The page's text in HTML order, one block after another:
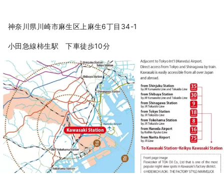
神奈川県川崎市麻生区上麻生6丁目34-1
小田急線柿生駅 下車徒歩10分